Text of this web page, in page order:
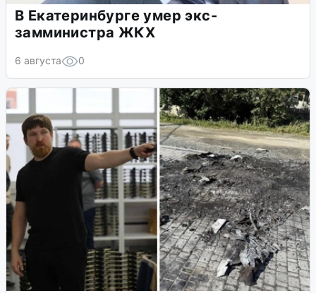
В Екатеринбурге умер экс-
замминистра ЖКХ
6 августа 0